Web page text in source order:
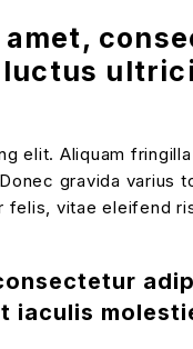
elit. Aliquam
gravida varius
vitae eleifend
iaculis